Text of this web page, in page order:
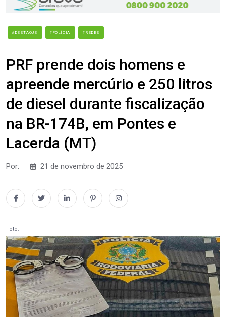
#DESTAQUE #POLÍCIA #REDES
PRF prende dois homens e
apreende mercúrio e 250 litros
de diesel durante fiscalização
na BR-174B, em Pontes e
Lacerda (MT)
Por: 21 de novembro de 2025
Foto: